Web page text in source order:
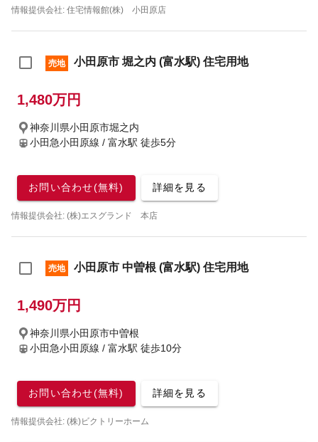
情報提供会社: 住宅情報館(株) 小田原店
売地 小田原市 堀之内 (富水駅) 住宅用地
1,480万円
神奈川県小田原市堀之内
小田急小田原線 / 富水駅 徒歩5分
お問い合わせ(無料) 詳細を見る
情報提供会社: (株)エスグランド 本店
売地 小田原市 中曽根 (富水駅) 住宅用地
1,490万円
神奈川県小田原市中曽根
小田急小田原線 / 富水駅 徒歩10分
お問い合わせ(無料) 詳細を見る
情報提供会社: (株)ビクトリーホーム